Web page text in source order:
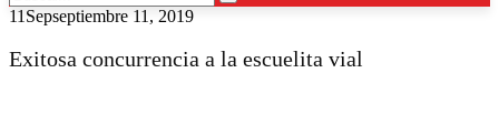
11 Sepseptiembre 11, 2019
Exitosa concurrencia a la escuelita vial